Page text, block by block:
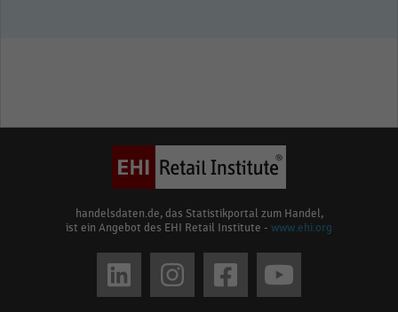
handelsdaten.de, das Statistikportal zum Handel,
ist ein Angebot des EHI Retail Institute - www.ehi.org